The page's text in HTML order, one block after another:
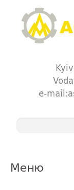
e-
Меню